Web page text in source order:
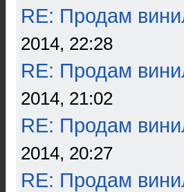
RE: Продам
2014, 22:28
RE: Продам
2014, 21:02
RE: Продам
2014, 20:27
RE: Продам